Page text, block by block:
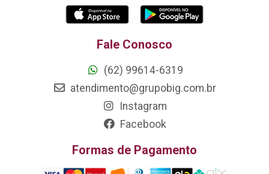
Fale Conosco
(62) 99614-6319
atendimento@grupobig.com.br
Instagram
Facebook
Formas de Pagamento